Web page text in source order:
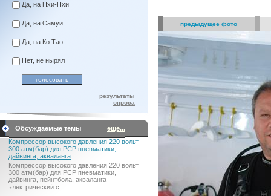
Да, на Пхи-Пхи
Да, на Самуи
Да, на Ко Тао
Нет, не нырял
результаты
опроса
Обсуждаемые темы
еще...
Компрессор высокого давления 220 вольт
300 атм(бар) для PCP пневматики,
дайвинга, акваланга
Компрессор высокого давления 220 вольт
300 атм(бар) для PCP пневматики,
дайвинга, пейнтбола, акваланга
электрический c...
предыдущее фото